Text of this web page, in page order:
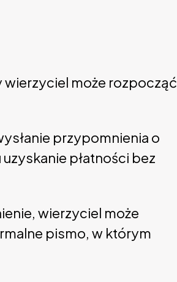
wierzyciel może rozpocząć
przypomnienia o
płatności bez
wierzyciel może
pismo, w którym